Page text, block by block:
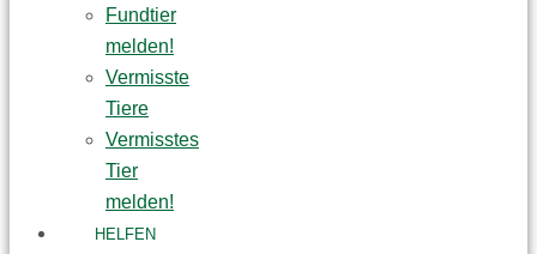
Fundtier
melden!
Vermisste
Tiere
Vermisstes
Tier
melden!
HELFEN